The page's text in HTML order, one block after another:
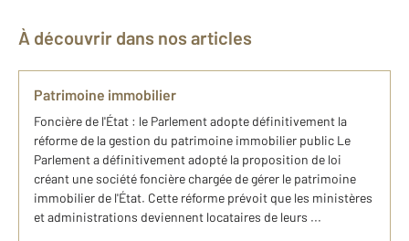
À découvrir dans nos articles
Patrimoine immobilier
Foncière de l'État : le Parlement adopte définitivement la
réforme de la gestion du patrimoine immobilier public Le
Parlement a définitivement adopté la proposition de loi
créant une société foncière chargée de gérer le patrimoine
immobilier de l'État. Cette réforme prévoit que les ministères
et administrations deviennent locataires de leurs ...